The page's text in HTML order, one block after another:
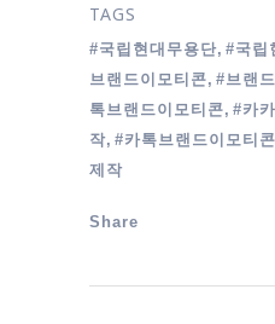
TAGS
#국립현대무용단, #국립
브랜드이모티콘, #브랜
톡브랜드이모티콘, #카
작, #카톡브랜드이모티
제작
Share